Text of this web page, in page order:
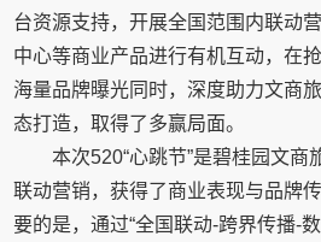
台资源支持，开展全国范围内联动
中心等商业产品进行有机互动，在
海量品牌曝光同时，深度助力文商
态打造，取得了多赢局面。
本次520“心跳节”是碧桂园文商
联动营销，获得了商业表现与品牌
要的是，通过“全国联动-跨界传播-